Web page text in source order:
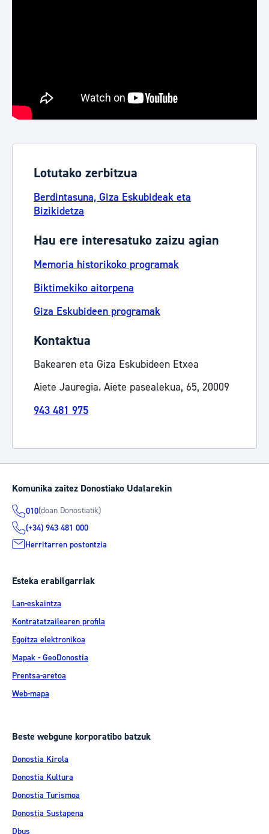
Lotutako zerbitzua
Berdintasuna, Giza Eskubideak eta
Bizikidetza
Hau ere interesatuko zaizu agian
Memoria historikoko programak
Biktimekiko aitorpena
Giza Eskubideen programak
Kontaktua
Bakearen eta Giza Eskubideen Etxea
Aiete Jauregia. Aiete pasealekua, 65, 20009
943 481 975
Komunika zaitez Donostiako Udalarekin
010(doan Donostiatik)
(+34) 943 481 000
Herritarren postontzia
Esteka erabilgarriak
Lan-eskaintza
Kontratatzailearen profila
Egoitza elektronikoa
Mapak - GeoDonostia
Prentsa-aretoa
Web-mapa
Beste webgune korporatibo batzuk
Donostia Kirola
Donostia Kultura
Donostia Turismoa
Donostia Sustapena
Dbus